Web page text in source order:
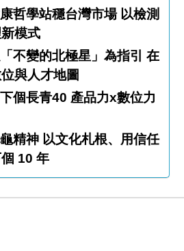
學站穩台灣市場 以檢測
模式
不變的北極星」為指引 在
與人才地圖
產品力x數位力
根、用信任
10 年